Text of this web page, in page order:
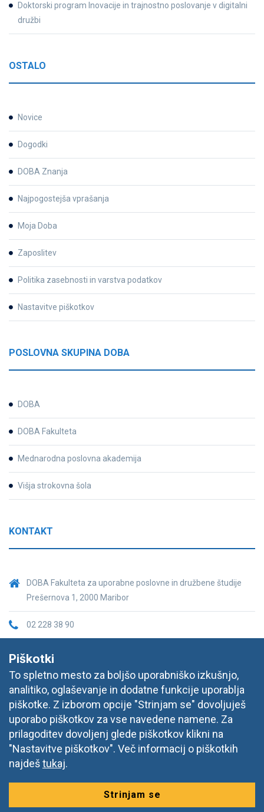
Doktorski program Inovacije in trajnostno poslovanje v digitalni
družbi
OSTALO
Novice
Dogodki
DOBA Znanja
Najpogostejša vprašanja
Moja Doba
Zaposlitev
Politika zasebnosti in varstva podatkov
Nastavitve piškotkov
POSLOVNA SKUPINA DOBA
DOBA
DOBA Fakulteta
Mednarodna poslovna akademija
Višja strokovna šola
KONTAKT
DOBA Fakulteta za uporabne poslovne in družbene študije
Prešernova 1, 2000 Maribor
02 228 38 90
fakulteta@doba.si
Piškotki
To spletno mesto za boljšo uporabniško izkušnjo,
analitiko, oglaševanje in dodatne funkcije uporablja
piškotke. Z izborom opcije "Strinjam se" dovoljuješ
uporabo piškotkov za vse navedene namene. Za
prilagoditev dovoljenj glede piškotkov klikni na
"Nastavitve piškotkov". Več informacij o piškotkih
najdeštukaj.
Strinjam se